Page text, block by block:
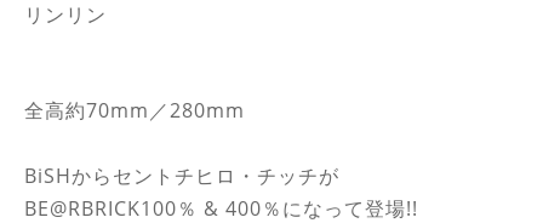
リンリン
全高約70mm／280mm
BiSHからセントチヒロ・チッチが
BE@RBRICK100％ & 400％になって登場!!